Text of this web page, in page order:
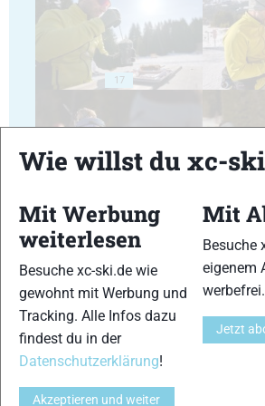
17
19
21
Wie willst du xc-
Mit Werbung
weiterlesen
Besuche xc-ski.de wie
gewohnt mit Werbung und
Tracking. Alle Infos dazu
findest du in der
Datenschutzerklärung!
Akzeptieren und weiter
Mit
Besuche
eigenem
werbefrei.
Jetzt